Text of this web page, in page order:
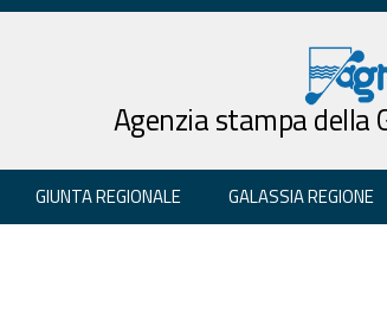
Agenzia stampa della
GIUNTA REGIONALE GALASSIA REGIONE